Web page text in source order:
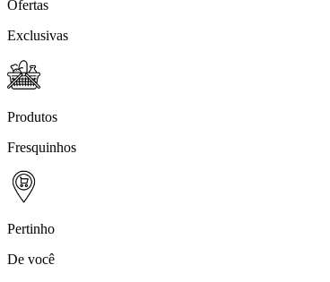
Ofertas
Exclusivas
Produtos
Fresquinhos
Pertinho
De você